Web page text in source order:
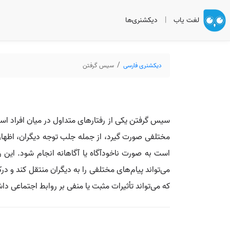
لغت یاب | دیکشنری‌ها
دیکشنری فارسی سیس گرفتن
سیس گرفتن یکی از رفتارهای متداول در میان
مختلفی صورت گیرد، از جمله جلب توجه دیگران،
است به صورت ناخودآگاه یا آگاهانه انجام شود. این
می‌تواند پیام‌های مختلفی را به دیگران منتقل کند
که می‌تواند تأثیرات مثبت یا منفی بر روابط اجتماعی